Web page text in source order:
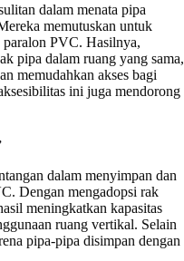
dalam menata pipa
memutuskan untuk
PVC. Hasilnya,
pipa dalam ruang yang sama,
memudahkan akses bagi
ini juga mendorong
dalam menyimpan dan
Dengan mengadopsi rak
meningkatkan kapasitas
ruang vertikal. Selain
pipa-pipa disimpan dengan